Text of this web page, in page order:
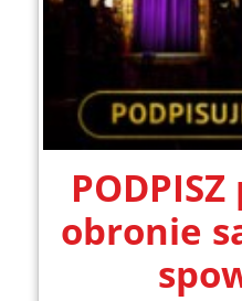
obronie